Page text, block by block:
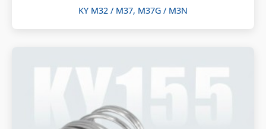
KY M32 / M37, M37G / M3N